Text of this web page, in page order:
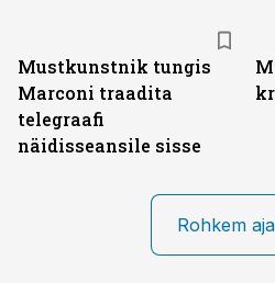
Mustkunstnik tungis
Marconi traadita
telegraafi
näidisseansile sisse
Rohkem